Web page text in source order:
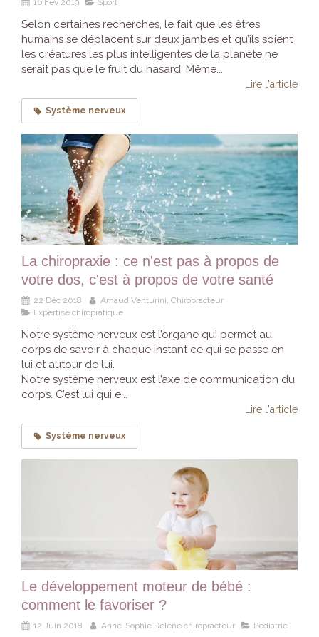
Selon certaines recherches, le fait que les êtres
humains se déplacent sur deux jambes et qu’ils soient
les créatures les plus intelligentes de la planète ne
serait pas que le fruit du hasard. Même...
Lire l'article
Système nerveux
La chiropraxie : ce n'est pas à propos de
votre dos, c'est à propos de votre santé
22 Déc 2018
Arnaud Venturini, Chiropracteur
Expertise chiropratique
Notre système nerveux est l’organe qui permet au
corps de savoir à chaque instant ce qui se passe en
lui et autour de lui.
Notre système nerveux est l’axe de communication du
corps. C’est lui qui e...
Lire l'article
Système nerveux
Le développement moteur de bébé :
comment le favoriser ?
12 Juin 2018 Anne-Sophie Delene chiropracteur Pédiatrie